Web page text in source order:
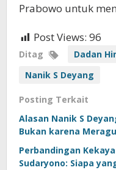
Prabowo untuk
Post Views: 96
Ditag Dadan
Nanik S Deyang
Posting Terkait
Alasan Nanik S
Bukan karena
Perbandingan
Sudaryono: Siapa